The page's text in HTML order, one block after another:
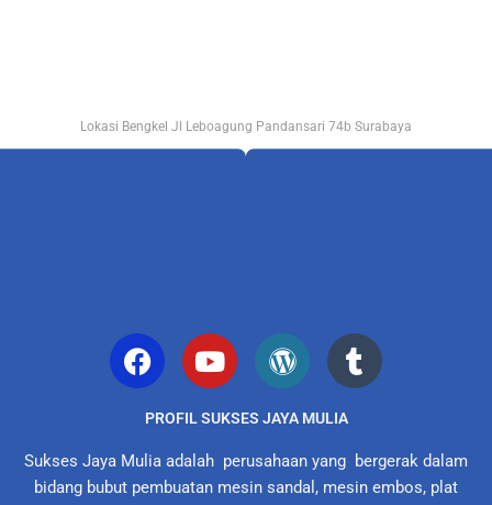
Lokasi Bengkel Jl Leboagung Pandansari 74b Surabaya
PROFIL SUKSES JAYA MULIA
Sukses Jaya Mulia adalah perusahaan yang bergerak dalam
bidang bubut pembuatan mesin sandal, mesin embos, plat